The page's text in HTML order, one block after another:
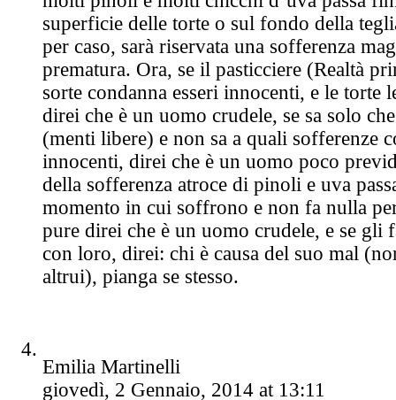
superficie delle torte o sul fondo della
per caso, sarà riservata una sofferenza
prematura. Ora, se il pasticciere (Realtà
sorte condanna esseri innocenti, e le torte
direi che è un uomo crudele, se sa solo
(menti libere) e non sa a quali sofferenze
innocenti, direi che è un uomo poco
della sofferenza atroce di pinoli e uva
momento in cui soffrono e non fa nulla
pure direi che è un uomo crudele, e se gli
con loro, direi: chi è causa del suo mal
altrui), pianga se stesso.
Emilia Martinelli
giovedì, 2 Gennaio, 2014 at 13:11